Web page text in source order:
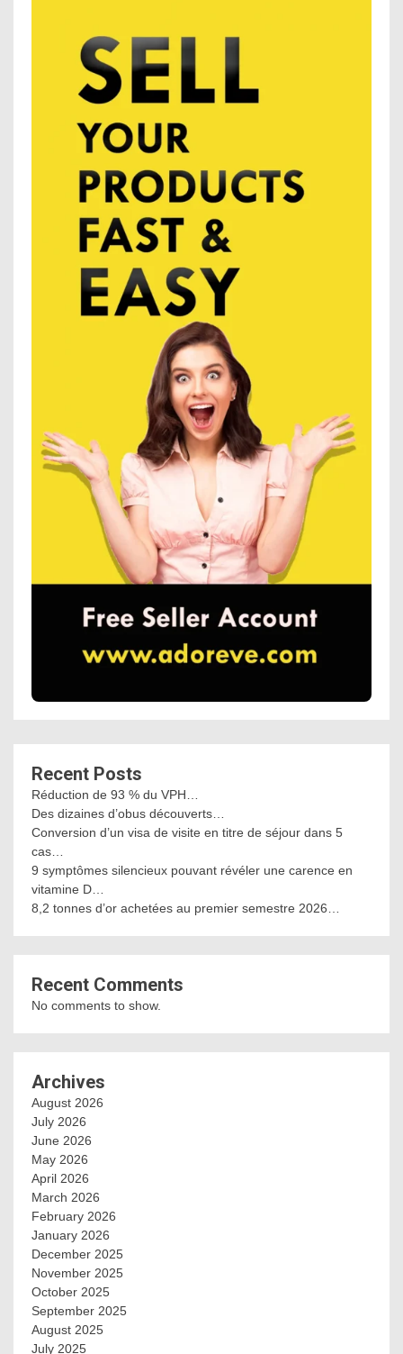
Recent Posts
Réduction de 93 % du VPH…
Des dizaines d’obus découverts…
Conversion d’un visa de visite en titre de séjour dans 5
cas…
9 symptômes silencieux pouvant révéler une carence en
vitamine D…
8,2 tonnes d’or achetées au premier semestre 2026…
Recent Comments
No comments to show.
Archives
August 2026
July 2026
June 2026
May 2026
April 2026
March 2026
February 2026
January 2026
December 2025
November 2025
October 2025
September 2025
August 2025
July 2025